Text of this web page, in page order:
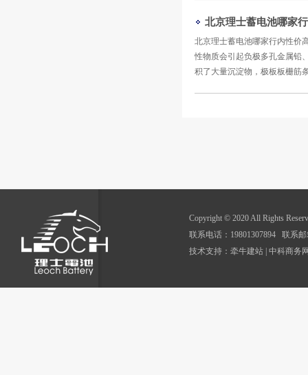
北京理士蓄电池哪家
北京理士蓄电池哪家行内性价
性物质会引起负极多孔金属铅
积了大量沉淀物，极板板栅筋
Copyright © 2020 All Rights
联系电话：19801307894 联系邮
技术支持： 牵牛建站 中科商务